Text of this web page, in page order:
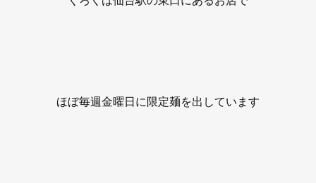
ほぼ毎週金曜日に限定麺を出しています